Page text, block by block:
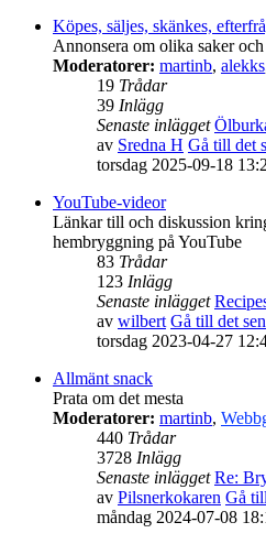
Köpes, säljes, skänkes,
Annonsera om olika saker
Moderatorer: martinb, alekks
19 Trådar
39 Inlägg
Senaste inlägget
av Sredna H Gå till det
torsdag 2025-09-18
YouTube-videor
Länkar till och diskussion
hembryggning på YouTube
83 Trådar
123 Inlägg
Senaste inlägget
av wilbert Gå till det
torsdag 2023-04-27
Allmänt snack
Prata om det mesta
Moderatorer: martinb,
440 Trådar
3728 Inlägg
Senaste inlägget Re:
av Pilsnerkokaren Gå
måndag 2024-07-08